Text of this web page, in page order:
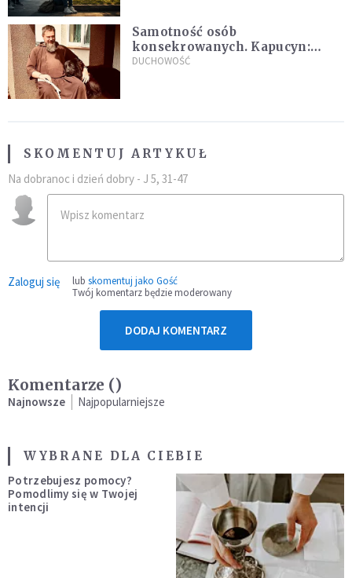
Samotność osób
konsekrowanych. Kapucyn:
Życie w pojedynkę rzadko jest
DUCHOWOŚĆ
SKOMENTUJ ARTYKUŁ
Na dobranoc i dzień dobry - J 5, 31-47
Zaloguj się lub skomentuj jako Gość
Twój komentarz będzie moderowany
DODAJ KOMENTARZ
Komentarze ()
Najnowsze Najpopularniejsze
WYBRANE DLA CIEBIE
Potrzebujesz pomocy?
Pomodlimy się w Twojej
intencji